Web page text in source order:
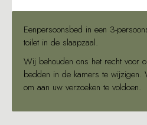
Eenpersoonsbed in een 3-
toilet in de slaapzaal.
Wij behouden ons het recht voor
bedden in de kamers te wijzigen.
om aan uw verzoeken te voldoen.